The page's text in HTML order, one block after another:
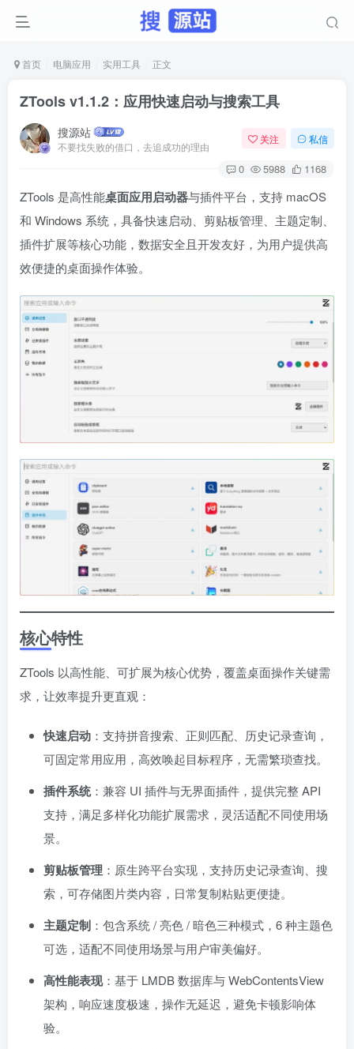
首页 电脑应用 实用工具 正文
ZTools v1.1.2：应用快速启动与搜索工具
搜源站
不要找失败的借口，去追成功的理由
关注 私信
0 5988 1168
ZTools 是高性能桌面应用启动器与插件平台，支持 macOS
和 Windows 系统，具备快速启动、剪贴板管理、主题定制、
插件扩展等核心功能，数据安全且开发友好，为用户提供高
效便捷的桌面操作体验。
核心特性
ZTools 以高性能、可扩展为核心优势，覆盖桌面操作关键需
求，让效率提升更直观：
快速启动 ：支持拼音搜索、正则匹配、历史记录查询，
可固定常用应用，高效唤起目标程序，无需繁琐查找。
插件系统：兼容 UI 插件与无界面插件，提供完整 API
支持，满足多样化功能扩展需求，灵活适配不同使用场
景。
剪贴板管理 ：原生跨平台实现，支持历史记录查询、搜
索，可存储图片类内容，日常复制粘贴更便捷。
主题定制 ：包含系统 / 亮色 / 暗色三种模式，6 种主题色
可选，适配不同使用场景与用户审美偏好。
高性能表现：基于 LMDB 数据库与 WebContentsView
架构，响应速度极速，操作无延迟，避免卡顿影响体
验。